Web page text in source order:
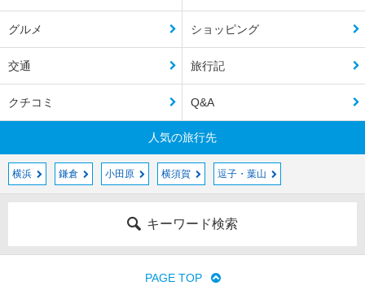
グルメ ショッピング
交通 旅行記
クチコミ Q&A
人気の旅行先
横浜 鎌倉 小田原 横須賀 逗子・葉山
キーワード検索
PAGE TOP